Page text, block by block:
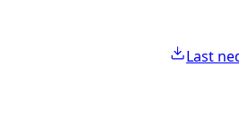
Last